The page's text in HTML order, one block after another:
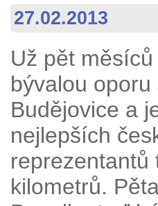
27.02.2013
Už pět
bývalou
Budějovice a
nejlepších
reprezentantů
kilometrů.